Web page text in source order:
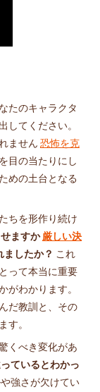
たのキャラクタ
してください。
ません 恐怖を克
目の当たりにし
めの土台となる
ちを形作り続け
ますか厳しい決
したか？ これ
って本当に重要
がわかります。
だ教訓と、その
す。
くべき変化があ
ているとわかっ
強さが欠けてい